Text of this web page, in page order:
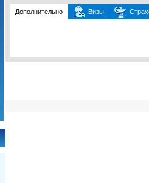
Дополнительно Визы